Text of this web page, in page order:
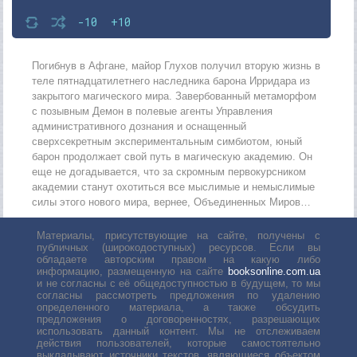
-10 +10
Погибнув в Афгане, майор Глухов получил вторую жизнь в
теле пятнадцатилетнего наследника барона Ирридара из
закрытого магического мира. Завербованный метаморфом
с позывным Демон в полевые агенты Управления
административного дознания и оснащенный
сверхсекретным экспериментальным симбиотом, юный
барон продолжает свой путь в магическую академию. Он
еще не догадывается, что за скромным первокурсником
академии станут охотиться все мыслимые и немыслимые
силы этого нового мира, вернее, Объединенных Миров…
Материалы, присутствующие на сайте, получены с
публичных (широкодоступных) ресурсов. Если вы
обладаете авторским правом на какую либо
информацию, размещенную на сайте booksonline.com.ua
и не согласны с её общедоступностью в будущем, то мы
согласны рассмотреть предложения по удалению
определенного материала, а также обсудить
предложения о договоренностях, разрешающих
использовать данный контент. Мы не отслеживаем
действия пользователей, которые самостоятельно